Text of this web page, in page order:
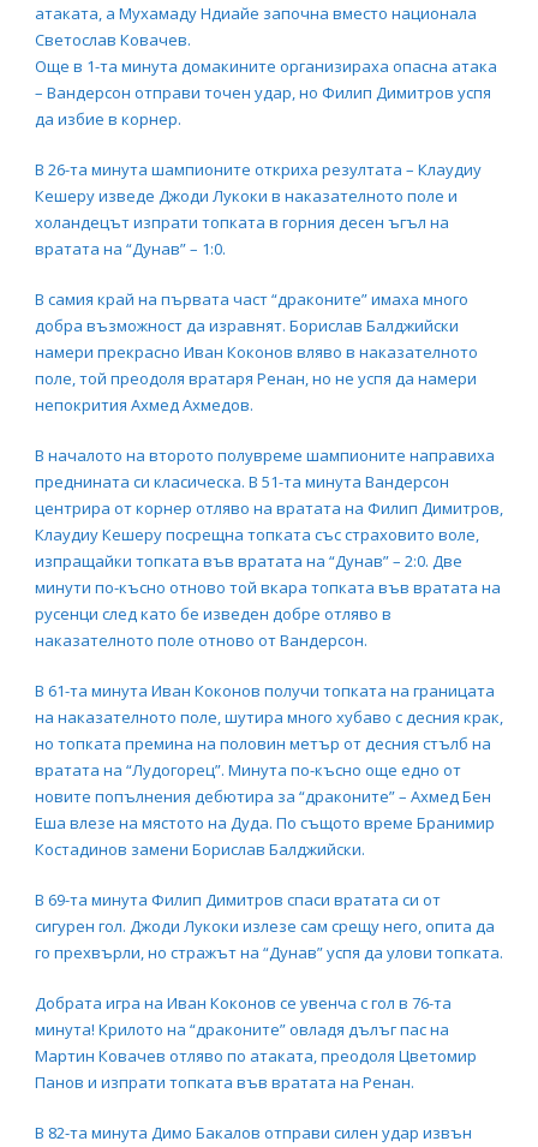
атаката, а Мухамаду Ндиайе започна вместо национала
Светослав Ковачев.
Още в 1-та минута домакините организираха опасна атака
– Вандерсон отправи точен удар, но Филип Димитров успя
да избие в корнер.
В 26-та минута шампионите откриха резултата – Клаудиу
Кешеру изведе Джоди Лукоки в наказателното поле и
холандецът изпрати топката в горния десен ъгъл на
вратата на “Дунав” – 1:0.
В самия край на първата част “драконите” имаха много
добра възможност да изравнят. Борислав Балджийски
намери прекрасно Иван Коконов вляво в наказателното
поле, той преодоля вратаря Ренан, но не успя да намери
непокрития Ахмед Ахмедов.
В началото на второто полувреме шампионите направиха
преднината си класическа. В 51-та минута Вандерсон
центрира от корнер отляво на вратата на Филип Димитров,
Клаудиу Кешеру посрещна топката със страховито воле,
изпращайки топката във вратата на “Дунав” – 2:0. Две
минути по-късно отново той вкара топката във вратата на
русенци след като бе изведен добре отляво в
наказателното поле отново от Вандерсон.
В 61-та минута Иван Коконов получи топката на границата
на наказателното поле, шутира много хубаво с десния крак,
но топката премина на половин метър от десния стълб на
вратата на “Лудогорец”. Минута по-късно още едно от
новите попълнения дебютира за “драконите” – Ахмед Бен
Еша влезе на мястото на Дуда. По същото време Бранимир
Костадинов замени Борислав Балджийски.
В 69-та минута Филип Димитров спаси вратата си от
сигурен гол. Джоди Лукоки излезе сам срещу него, опита да
го прехвърли, но стражът на “Дунав” успя да улови топката.
Добрата игра на Иван Коконов се увенча с гол в 76-та
минута! Крилото на “драконите” овладя дълъг пас на
Мартин Ковачев отляво по атаката, преодоля Цветомир
Панов и изпрати топката във вратата на Ренан.
В 82-та минута Димо Бакалов отправи силен удар извън